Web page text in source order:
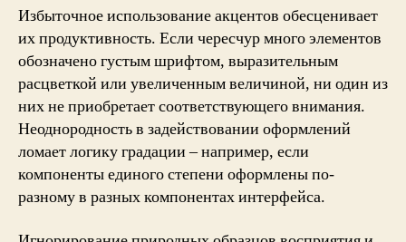
Избыточное использование акцентов обесценивает
их продуктивность. Если чересчур много элементов
обозначено густым шрифтом, выразительным
расцветкой или увеличенным величиной, ни один из
них не приобретает соответствующего внимания.
Неоднородность в задействовании оформлений
ломает логику градации – например, если
компоненты единого степени оформлены по-
разному в разных компонентах интерфейса.